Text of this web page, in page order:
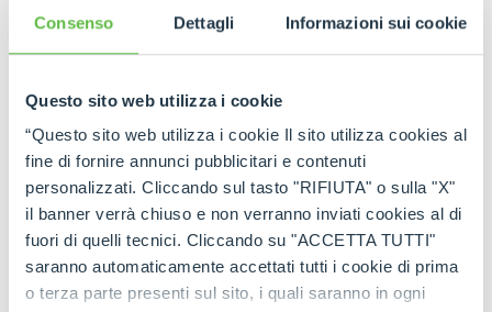
Consenso Dettagli Informazioni sui cookie
Questo sito web utilizza i cookie
“Questo sito web utilizza i cookie Il sito utilizza cookies al
fine di fornire annunci pubblicitari e contenuti
personalizzati. Cliccando sul tasto "RIFIUTA" o sulla "X"
il banner verrà chiuso e non verranno inviati cookies al di
fuori di quelli tecnici. Cliccando su "ACCETTA TUTTI"
saranno automaticamente accettati tutti i cookie di prima
o terza parte presenti sul sito, i quali saranno in ogni
deletion?
Within 6 months after the deletion of the profile
Merlo S.p.A.will permanently delete any data and
information recorded and stored by the user. This
period may turn out to be longer where there are
contractual(e.g. managing ongoing service
activities)or legal(e.g. as legal justification)